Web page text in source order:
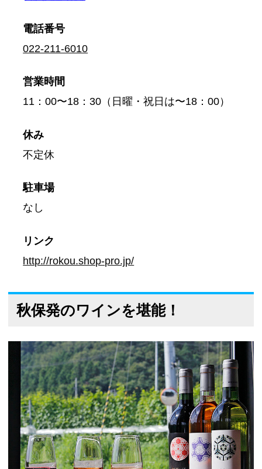
電話番号
022-211-6010
営業時間
11：00〜18：30（日曜・祝日は〜18：00）
休み
不定休
駐車場
なし
リンク
http://rokou.shop-pro.jp/
秋保発のワインを堪能！